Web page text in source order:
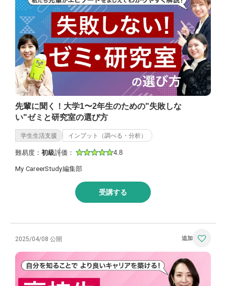
先輩に聞く！大学1〜2年生のための"失敗しな
い"ゼミと研究室の選び方
学生生活支援 インプット（調べる・分析）
難易度： 初級評価： 4.8
My CareerStudy編集部
受講する
2025/04/08 公開